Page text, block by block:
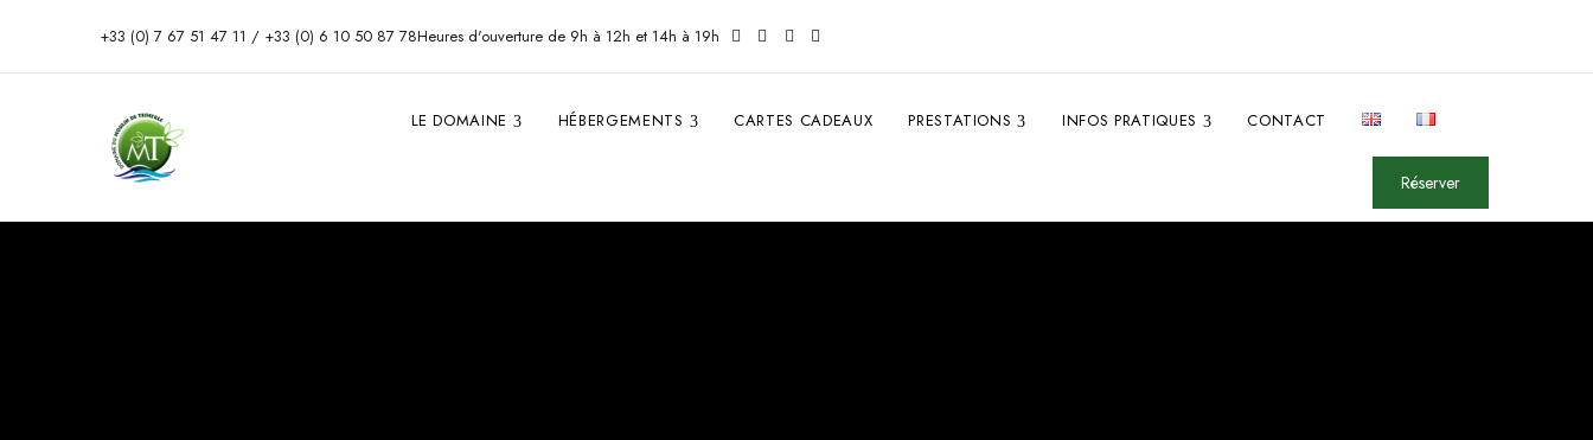
+33 (0) 7 67 51 47 11 / +33 (0) 6 10 50 87 78Heures d'ouverture de 9h à 12h et 14h à 19h
LE DOMAINE HÉBERGEMENTS CARTES CADEAUX PRESTATIONS INFOS PRATIQUES CONTACT
Réserver